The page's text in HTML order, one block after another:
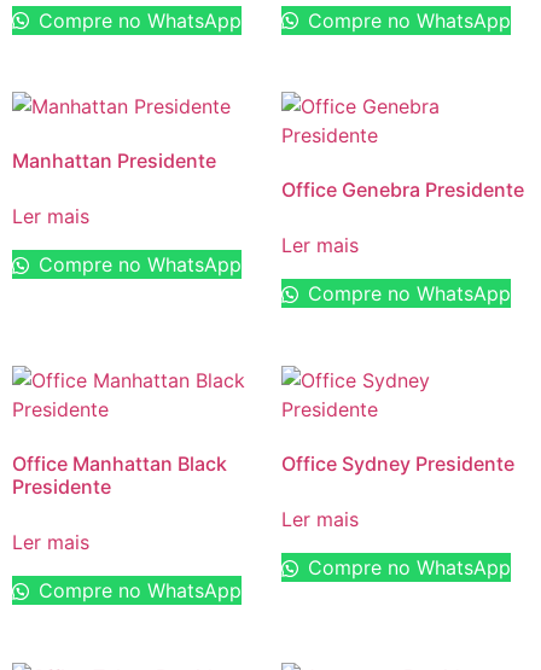
Compre no WhatsApp
Compre no WhatsApp
Manhattan Presidente
Ler mais
Compre no WhatsApp
Office Genebra Presidente
Ler mais
Compre no WhatsApp
Office Manhattan Black
Presidente
Ler mais
Compre no WhatsApp
Office Sydney Presidente
Ler mais
Compre no WhatsApp